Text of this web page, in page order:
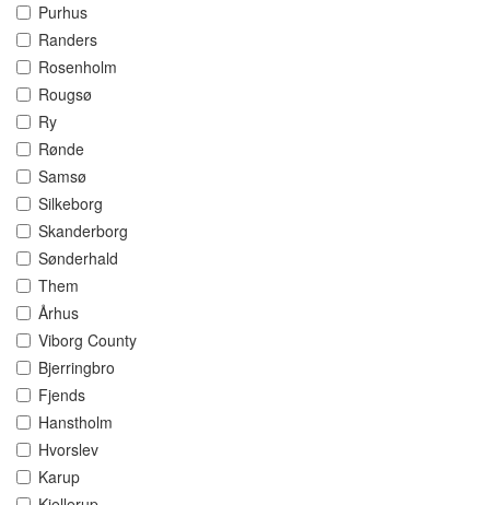
Purhus
Randers
Rosenholm
Rougsø
Ry
Rønde
Samsø
Silkeborg
Skanderborg
Sønderhald
Them
Århus
Viborg County
Bjerringbro
Fjends
Hanstholm
Hvorslev
Karup